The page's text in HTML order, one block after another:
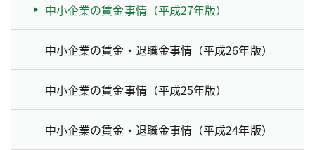
中小企業の賃金事情（平成27年版）
中小企業の賃金・退職金事情（平成26年版）
中小企業の賃金事情（平成25年版）
中小企業の賃金・退職金事情（平成24年版）